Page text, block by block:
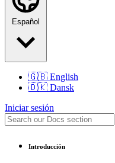
Español
🇬🇧 English
🇩🇰 Dansk
Iniciar sesión
Introducción